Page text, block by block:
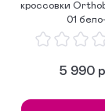
кроссовки
01
5 990